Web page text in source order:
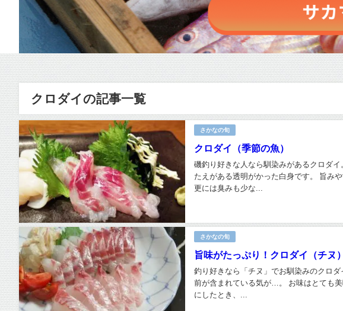
クロダイの記事一覧
さかなの旬
クロダイ（季節の魚）
磯釣り好きな人なら馴染みがあるクロダ
たえがある透明がかった白身です。 旨み
更には臭みも少な...
さかなの旬
旨味がたっぷり！クロダイ（チヌ）
釣り好きなら「チヌ」でお馴染みのクロ
前が含まれている気が…。 お味はとても
にしたとき、...